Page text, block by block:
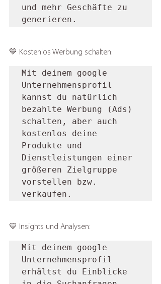
und mehr Geschäfte zu
generieren.
💛 Kostenlos Werbung schalten:
Mit deinem google
Unternehmensprofil
kannst du natürlich
bezahlte Werbung (Ads)
schalten, aber auch
kostenlos deine
Produkte und
Dienstleistungen einer
größeren Zielgruppe
vorstellen bzw.
verkaufen.
💛 Insights und Analysen:
Mit deinem google
Unternehmensprofil
erhältst du Einblicke